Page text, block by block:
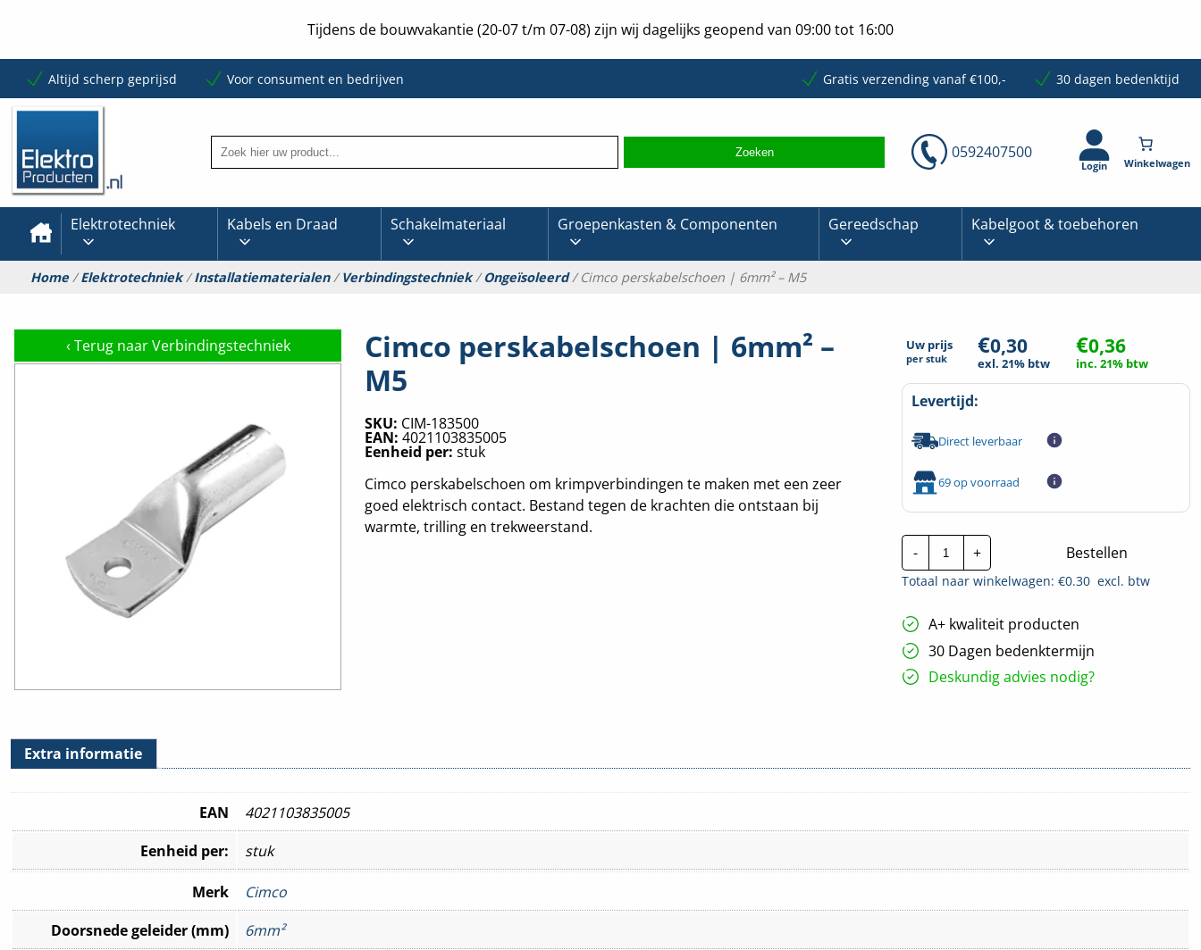
Tijdens de bouwvakantie (20-07 t/m 07-08) zijn wij dagelijks geopend van 09:00 tot 16:00
Altijd scherp geprijsd Voor consument en bedrijven Gratis verzending vanaf €100,- 30 dagen bedenktijd
0592407500
Login
Elektrotechniek Kabels en Draad Schakelmateriaal Groepenkasten & Componenten Gereedschap Kabelgoot & toebehoren
Home/Elektrotechniek/Installatiematerialen/Verbindingstechniek/Ongeïsoleerd/ Cimco perskabelschoen | 6mm² – M5
‹ Terug naar Verbindingstechniek
Cimco perskabelschoen | 6mm² –
M5
SKU: CIM-183500
EAN: 4021103835005
Eenheid per: stuk
Cimco perskabelschoen om krimpverbindingen te maken met een zeer
goed elektrisch contact. Bestand tegen de krachten die ontstaan bij
warmte, trilling en trekweerstand.
Uw prijs
per stuk €0,30
exl. 21% btw
€0,36
inc. 21% btw
Levertijd:
Direct leverbaar
69 op voorraad
-
Cimco
perskabelschoen
|
6mm²
M5
hoeveelheid
+ Bestellen
Totaal naar winkelwagen: €0.30excl. btw
A+ kwaliteit producten
30 Dagen bedenktermijn
Deskundig advies nodig?
Extra informatie
EAN
4021103835005
Eenheid per:
stuk
Merk
Cimco
Doorsnede geleider (mm)
6mm²